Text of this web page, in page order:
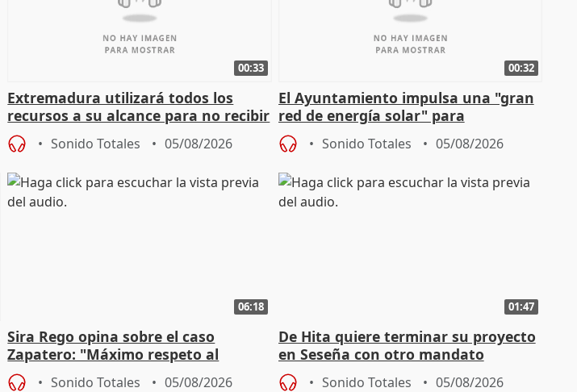
00:33
Extremadura utilizará todos los
recursos a su alcance para no recibir
más menores migrantes
Sonido Totales 05/08/2026
00:32
El Ayuntamiento impulsa una "gran
red de energía solar" para
autoconsumo
Sonido Totales 05/08/2026
06:18
Sira Rego opina sobre el caso
Zapatero: "Máximo respeto al
proceso judicial"
Sonido Totales 05/08/2026
01:47
De Hita quiere terminar su proyecto
en Seseña con otro mandato
Sonido Totales 05/08/2026